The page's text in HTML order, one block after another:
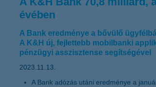
évében
A Bank eredménye a bővülő
A K&H új, fejlettebb mobilbanki
pénzügyi asszisztense segítségével
2023.11.13.
A Bank adózás utáni eredménye a